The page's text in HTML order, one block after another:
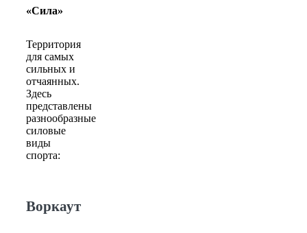
«Сила»
Территория
для самых
сильных и
отчаянных.
Здесь
представлены
разнообразные
силовые
виды
спорта:
Воркаут